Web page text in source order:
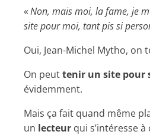
«Non, mais moi, la fame, je
site pour moi, tant pis si
Oui, Jean-Michel Mytho, on
On peuttenir un site pour
évidemment.
Mais ça fait quand même
un lecteur qui s’intéresse à